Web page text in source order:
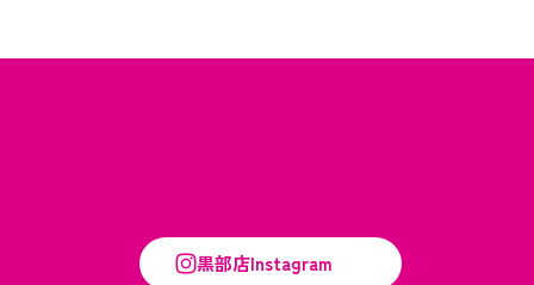
黒部店Instagram